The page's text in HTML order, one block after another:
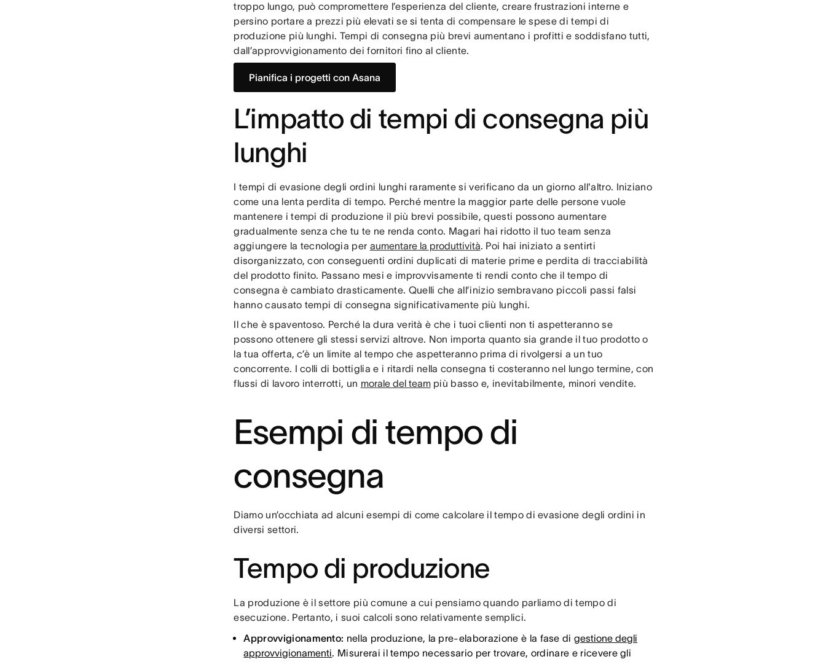
troppo lungo, può compromettere l’esperienza del cliente, creare frustrazioni interne e
persino portare a prezzi più elevati se si tenta di compensare le spese di tempi di
produzione più lunghi. Tempi di consegna più brevi aumentano i profitti e soddisfano tutti,
dall’approvvigionamento dei fornitori fino al cliente.
Pianifica i progetti con Asana
L’impatto di tempi di consegna più
lunghi
I tempi di evasione degli ordini lunghi raramente si verificano da un giorno all'altro. Iniziano
come una lenta perdita di tempo. Perché mentre la maggior parte delle persone vuole
mantenere i tempi di produzione il più brevi possibile, questi possono aumentare
gradualmente senza che tu te ne renda conto. Magari hai ridotto il tuo team senza
aggiungere la tecnologia per aumentare la produttività. Poi hai iniziato a sentirti
disorganizzato, con conseguenti ordini duplicati di materie prime e perdita di tracciabilità
del prodotto finito. Passano mesi e improvvisamente ti rendi conto che il tempo di
consegna è cambiato drasticamente. Quelli che all’inizio sembravano piccoli passi falsi
hanno causato tempi di consegna significativamente più lunghi.
Il che è spaventoso. Perché la dura verità è che i tuoi clienti non ti aspetteranno se
possono ottenere gli stessi servizi altrove. Non importa quanto sia grande il tuo prodotto o
la tua offerta, c’è un limite al tempo che aspetteranno prima di rivolgersi a un tuo
concorrente. I colli di bottiglia e i ritardi nella consegna ti costeranno nel lungo termine, con
flussi di lavoro interrotti, un morale del teampiù basso e, inevitabilmente, minori vendite.
Esempi di tempo di
consegna
Diamo un’occhiata ad alcuni esempi di come calcolare il tempo di evasione degli ordini in
diversi settori.
Tempo di produzione
La produzione è il settore più comune a cui pensiamo quando parliamo di tempo di
esecuzione. Pertanto, i suoi calcoli sono relativamente semplici.
Approvvigionamento: nella produzione, la pre-elaborazione è la fase digestione degli
approvvigionamenti. Misurerai il tempo necessario per trovare, ordinare e ricevere gli